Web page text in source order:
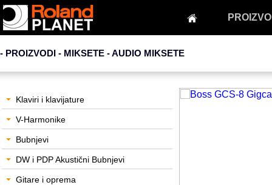
- PROIZVODI - MIKSETE -AUDIO MIKSETE
Klaviri i klavijature
V-Harmonike
Bubnjevi
DW i PDP Akustični Bubnjevi
Gitare i oprema